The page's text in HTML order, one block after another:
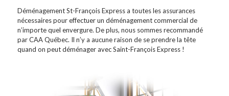
Déménagement St-François Express a toutes les assurances
nécessaires pour effectuer un déménagement commercial de
n’importe quel envergure. De plus, nous sommes recommandé
par CAA Québec. Il n’y a aucune raison de se prendre la tête
quand on peut déménager avec Saint-François Express !